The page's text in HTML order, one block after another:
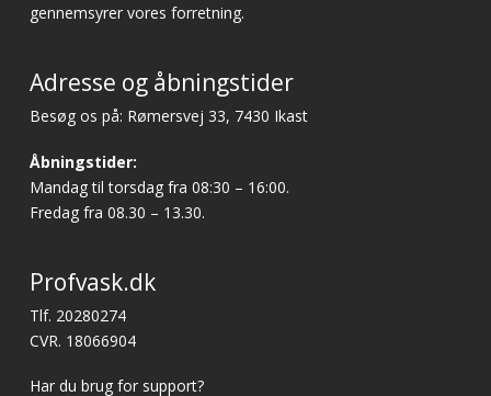
gennemsyrer vores forretning.
Adresse og åbningstider
Besøg os på: Rømersvej 33, 7430 Ikast
Åbningstider:
Mandag til torsdag fra 08:30 – 16:00.
Fredag fra 08.30 – 13.30.
Profvask.dk
Tlf. 20280274
CVR. 18066904
Har du brug for support?